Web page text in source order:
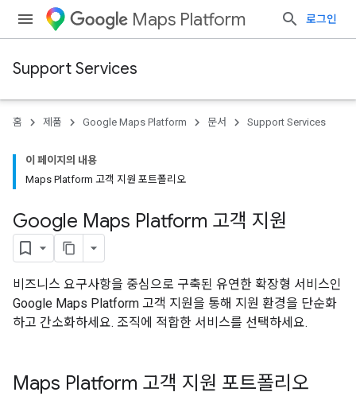
Maps Platform 로그인
Support Services
홈 제품 Google Maps Platform 문서 Support Services
이 페이지의 내용
Maps Platform 고객 지원 포트폴리오
Google Maps Platform 고객 지원
비즈니스 요구사항을 중심으로 구축된 유연한 확장형 서비스인
Google Maps Platform 고객 지원을 통해 지원 환경을 단순화
하고 간소화하세요. 조직에 적합한 서비스를 선택하세요.
Maps Platform 고객 지원 포트폴리오